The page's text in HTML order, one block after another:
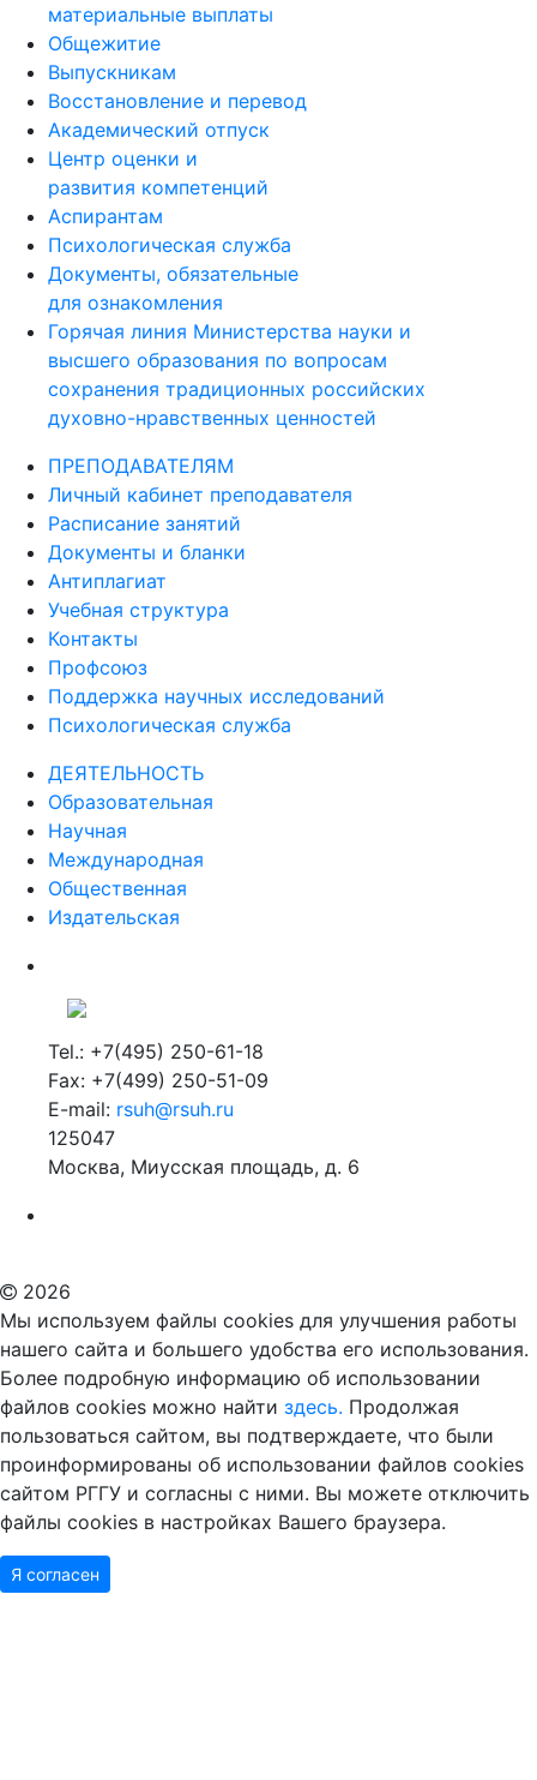
материальные выплаты
Общежитие
Выпускникам
Восстановление и перевод
Академический отпуск
Центр оценки и
развития компетенций
Аспирантам
Психологическая служба
Документы, обязательные
для ознакомления
Горячая линия Министерства науки и
высшего образования по вопросам
сохранения традиционных российских
духовно-нравственных ценностей
ПРЕПОДАВАТЕЛЯМ
Личный кабинет преподавателя
Расписание занятий
Документы и бланки
Антиплагиат
Учебная структура
Контакты
Профсоюз
Поддержка научных исследований
Психологическая служба
ДЕЯТЕЛЬНОСТЬ
Образовательная
Научная
Международная
Общественная
Издательская
Tel.: +7(495) 250-61-18
Fax: +7(499) 250-51-09
E-mail: rsuh@rsuh.ru
125047
Москва, Миусская площадь, д. 6
2026
Мы используем файлы cookies для улучшения работы
нашего сайта и большего удобства его использования.
Более подробную информацию об использовании
файлов cookies можно найти здесь. Продолжая
пользоваться сайтом, вы подтверждаете, что были
проинформированы об использовании файлов cookies
сайтом РГГУ и согласны с ними. Вы можете отключить
файлы cookies в настройках Вашего браузера.
Я согласен